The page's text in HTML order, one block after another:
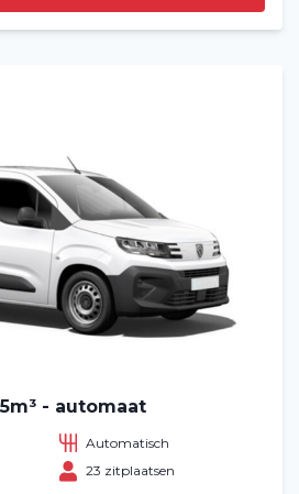
- automaat
Automatisch
23 zitplaatsen